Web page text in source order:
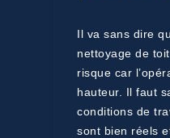
Il va sans dire
nettoyage de
risque car
hauteur. Il faut
conditions de
sont bien réels